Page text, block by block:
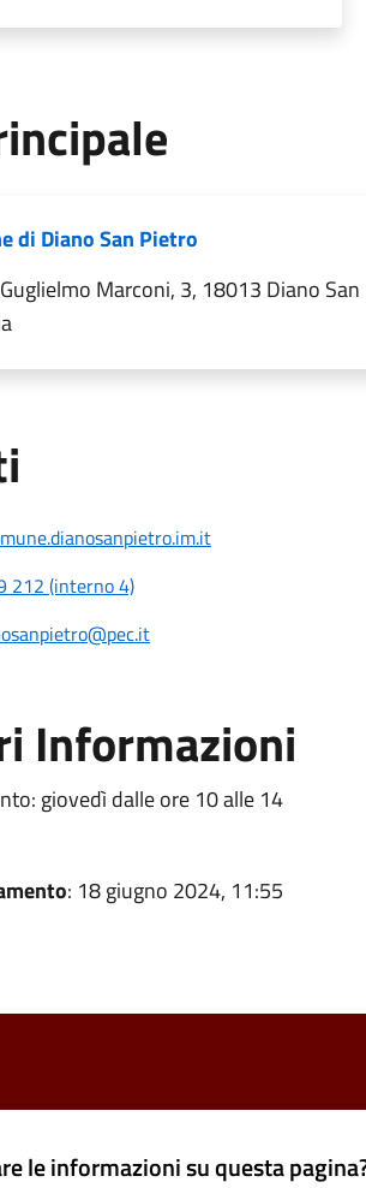
di Diano San Pietro
Marconi, 3, 18013 Diano
212 (interno 4)
Informazioni
giovedì dalle ore 10 alle 14
: 18 giugno 2024, 11:55
le informazioni su questa